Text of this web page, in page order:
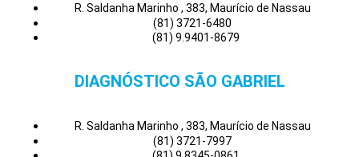
R. Saldanha Marinho , 383, Maurício de Nassau
(81) 3721-6480
(81) 9.9401-8679
DIAGNÓSTICO SÃO GABRIEL
R. Saldanha Marinho , 383, Maurício de Nassau
(81) 3721-7997